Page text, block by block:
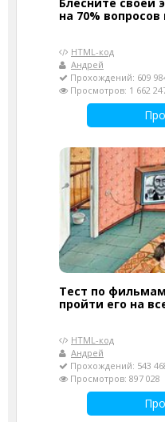
на 70% вопросов
HTML-код
Андрей
Прохождений: 609
Просмотров: 1 662
Тест по
пройти его на
HTML-код
Андрей
Прохождений: 543
Просмотров: 897 028